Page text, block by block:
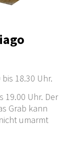
18.30 Uhr.
19.00 Uhr. Der
Grab kann
umarmt